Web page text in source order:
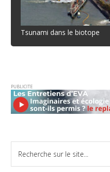
Tsunami dans le biotope
PUBLICITE